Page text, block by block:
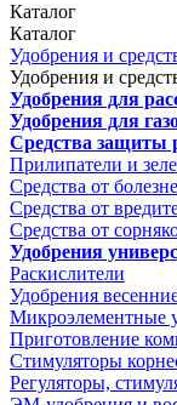
Каталог
Каталог
Удобрения и
Удобрения и
Удобрения для
Удобрения для
Средства защиты
Прилипатели и
Средства от
Средства от
Средства от
Удобрения
Раскислители
Удобрения
Микроэлементные
Приготовление
Стимуляторы
Регуляторы,